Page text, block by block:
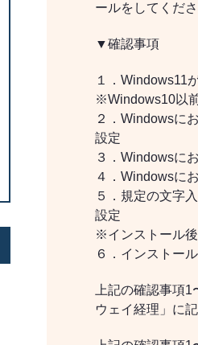
ールをしてくださ
▼確認事項
１．Windows11
※Windows10以
２．Windowsに
設定
３．Windowsに
４．Windowsに
５．規定の文字
設定
※インストール後
６．インストー
上記の確認事項
ウェイ経理」に